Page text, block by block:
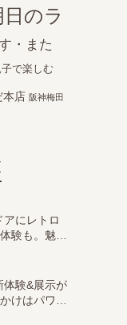
日のラ
・また
で楽しむ
本店 阪神梅田
アにレトロ
験も。魅…
体験&展示が
けはパワ…